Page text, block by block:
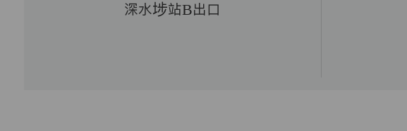
深水埗站B出口